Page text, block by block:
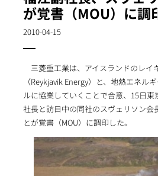
が覚書（MOU）に調
2010-04-15
三菱重工業は、アイスランドのレイ
（Reykjavik Energy）と、地熱エネル
ルに協業していくことで合意、15日東
社長と訪日中の同社のスヴェリソン会
とが覚書（MOU）に調印した。